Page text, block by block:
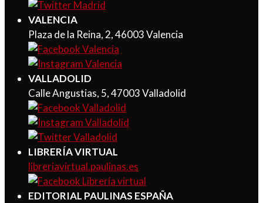
VALENCIA
Plaza de la Reina, 2, 46003 Valencia
VALLADOLID
Calle Angustias, 5, 47003 Valladolid
LIBRERÍA VIRTUAL
libreriavirtual.paulinas.es
EDITORIAL PAULINAS ESPAÑA